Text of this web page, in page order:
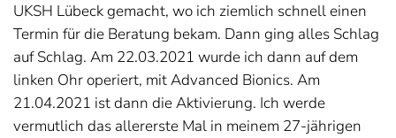
UKSH Lübeck gemacht, wo ich ziemlich schnell einen
Termin für die Beratung bekam. Dann ging alles Schlag
auf Schlag. Am 22.03.2021 wurde ich dann auf dem
linken Ohr operiert, mit Advanced Bionics. Am
21.04.2021 ist dann die Aktivierung. Ich werde
vermutlich das allererste Mal in meinem 27-jährigen